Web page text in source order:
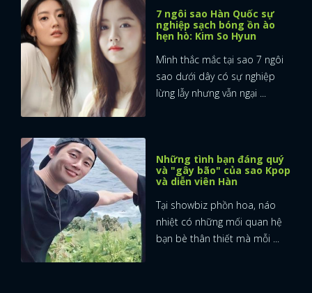
7 ngôi sao Hàn Quốc sự
nghiệp sạch bóng ồn ào
hẹn hò: Kim So Hyun
Mình thắc mắc tại sao 7 ngôi
sao dưới dây có sự nghiệp
lừng lẫy nhưng vẫn ngại ...
Những tình bạn đáng quý
và "gây bão" của sao Kpop
và diễn viên Hàn
Tại showbiz phồn hoa, náo
nhiệt có những mối quan hệ
bạn bè thân thiết mà mỗi ...